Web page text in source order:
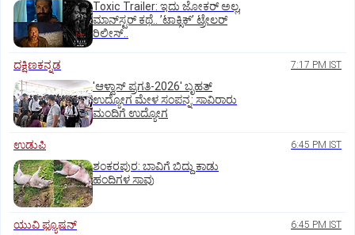
Toxic Trailer: ಇದು ಜೋಕರ್‌ ಅಲ್ಲ,
ಮಾನ್‌ಸ್ಟರ್‌ ಕಥೆ.. ʼಟಾಕ್ಸಿಕ್‌ʼ ಟ್ರೇಲರ್‌
ರಿಲೀಸ್..
ದಕ್ಷಿಣಕನ್ನಡ 7:17 PM IST
'ಆಳ್ವಾಸ್‌ ಪ್ರಗತಿ-2026' ಬೃಹತ್
ಉದ್ಯೋಗ ಮೇಳ ಸಂಪನ್ನ: ಸಾವಿರಾರು
ಮಂದಿಗೆ ಉದ್ಯೋಗ
ಉಡುಪಿ 6:45 PM IST
ಶಂಕರಪುರ: ಬಾವಿಗೆ ಬಿದ್ದು ಕಾಡು
ಹಂದಿಗಳ ಸಾವು
ಯುವಿ ಫ್ಯೂಷನ್ 6:45 PM IST